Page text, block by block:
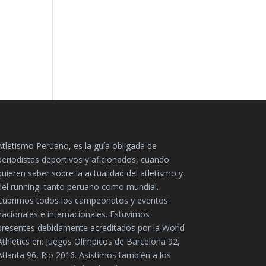
Peruano, es la guía obligada de
deportivos y aficionados, cuando
saber sobre la actualidad del atletismo y
running, tanto peruano como mundial.
todos los campeonatos y eventos
e internacionales. Estuvimos
debidamente acreditados por la World
en: Juegos Olímpicos de Barcelona 92,
96, Río 2016. Asistimos también a los